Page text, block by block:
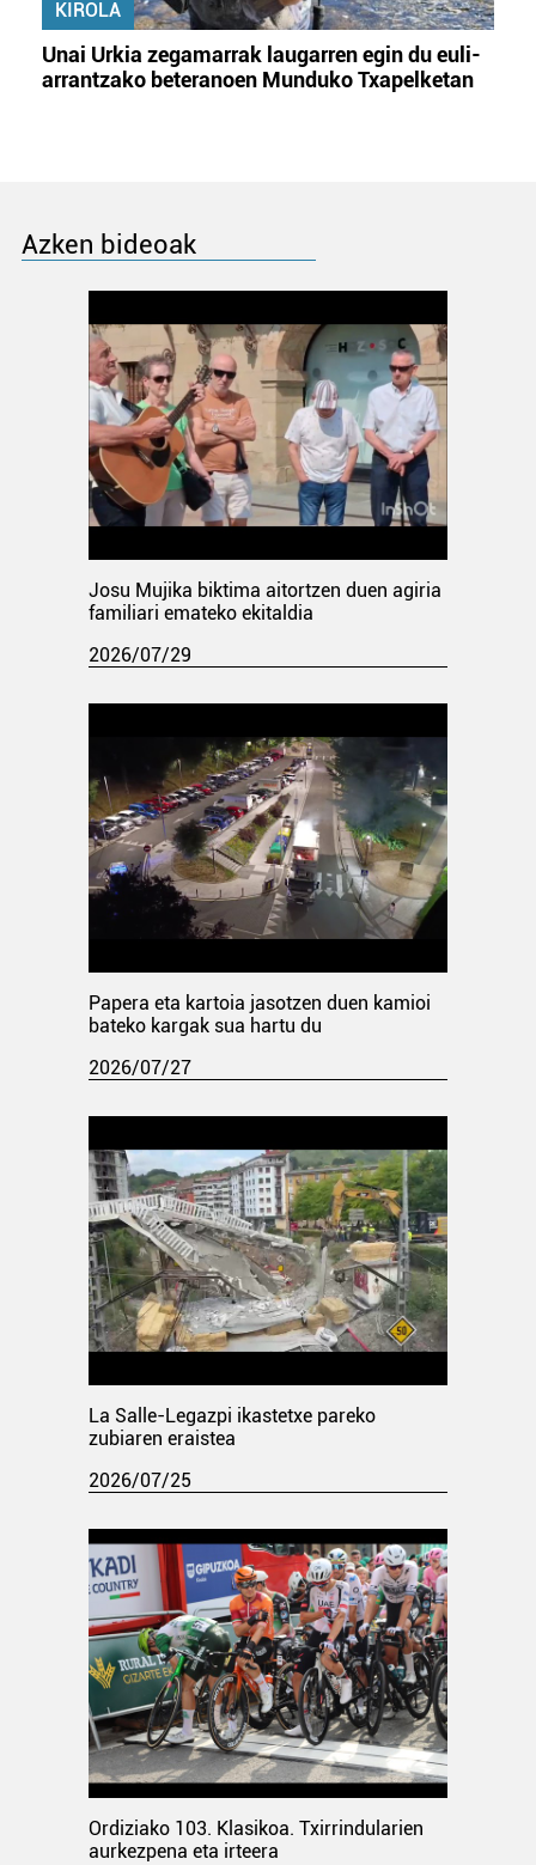
KIROLA
Unai Urkia zegamarrak laugarren egin du euli-
arrantzako beteranoen Munduko Txapelketan
Azken bideoak
Josu Mujika biktima aitortzen duen agiria
familiari emateko ekitaldia
2026/07/29
Papera eta kartoia jasotzen duen kamioi
bateko kargak sua hartu du
2026/07/27
La Salle-Legazpi ikastetxe pareko
zubiaren eraistea
2026/07/25
Ordiziako 103. Klasikoa. Txirrindularien
aurkezpena eta irteera